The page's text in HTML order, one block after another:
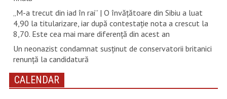
„M-a trecut din iad în rai” | O învățătoare din Sibiu a luat
4,90 la titularizare, iar după contestație nota a crescut la
8,70. Este cea mai mare diferență din acest an
Un neonazist condamnat susţinut de conservatorii britanici
renunţă la candidatură
CALENDAR